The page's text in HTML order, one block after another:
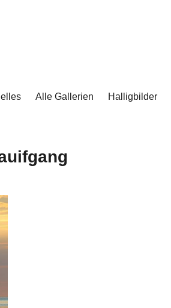
Alle Gallerien Halligbilder